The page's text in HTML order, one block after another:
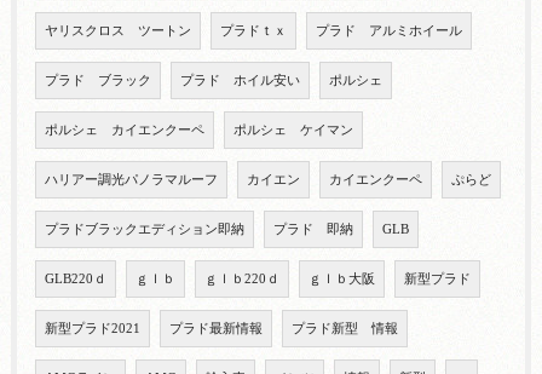
ヤリスクロス ツートン プラドｔｘ プラド アルミホイール
プラド ブラック プラド ホイル安い ポルシェ
ポルシェ カイエンクーペ ポルシェ ケイマン
ハリアー調光パノラマルーフ カイエン カイエンクーペ ぷらど
プラドブラックエディション即納 プラド 即納 GLB
GLB220ｄ ｇｌｂ ｇｌｂ220ｄ ｇｌｂ大阪 新型プラド
新型プラド2021 プラド最新情報 プラド新型 情報